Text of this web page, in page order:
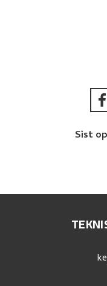
Sist